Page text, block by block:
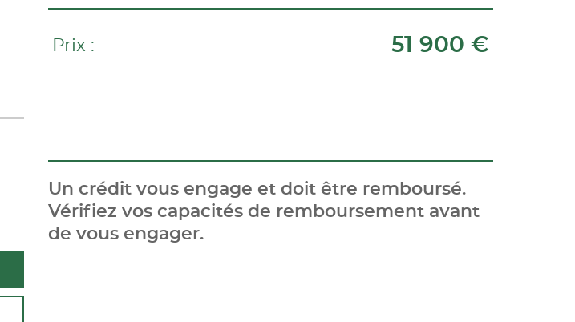
Prix : 51 900 €
Un crédit vous engage et doit être remboursé.
Vérifiez vos capacités de remboursement avant
de vous engager.